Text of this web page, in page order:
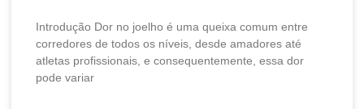
Introdução Dor no joelho é uma queixa comum entre
corredores de todos os níveis, desde amadores até
atletas profissionais, e consequentemente, essa dor
pode variar